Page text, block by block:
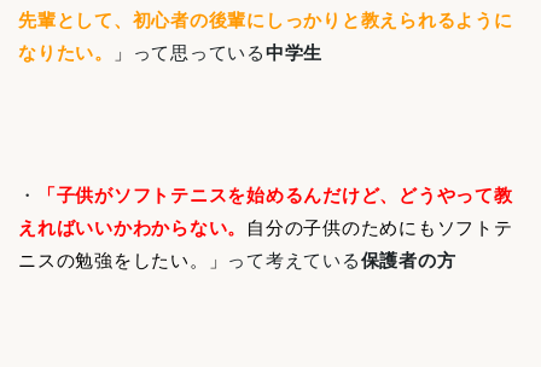
先輩として、初心者の後輩にしっかりと教えられるように
なりたい。
」 って思っている中学生
・
「子供がソフトテニスを始めるんだけど、どうやって教
えればいいかわからない。
自分の子供のためにもソフトテ
ニスの勉強をしたい。」 って考えている保護者の方